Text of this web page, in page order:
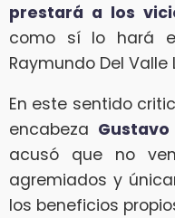
prestará a los
como sí lo hará
Raymundo Del Valle
En este sentido
encabeza
acusó que no
agremiados y
los beneficios